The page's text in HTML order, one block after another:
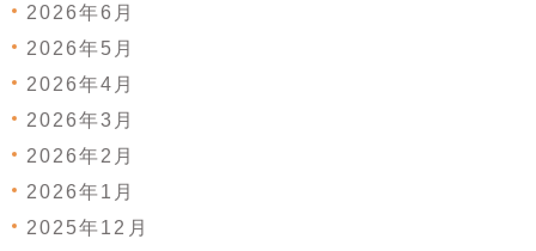
2026年6月
2026年5月
2026年4月
2026年3月
2026年2月
2026年1月
2025年12月